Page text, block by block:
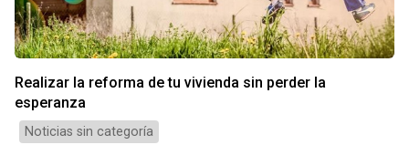
Realizar la reforma de tu vivienda sin perder la
esperanza
Noticias sin categoría